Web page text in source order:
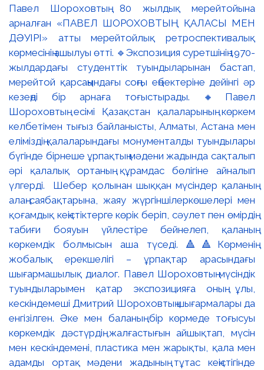
Павел Шороховтың 80 жылдық мерейтойына
арналған «ПАВЕЛ ШОРОХОВТЫҢ ҚАЛАСЫ МЕН
ДӘУІРІ» атты мерейтойлық ретроспективалық
көрмесінің ашылуы өтті. 🔹Экспозиция суретшінің 1970-
жылдардағы студенттік туындыларынан бастап,
мерейтой қарсаңындағы соңғы еңбектеріне дейінгі әр
кезеңді бір арнаға тоғыстырады. 🔸Павел
Шороховтың есімі Қазақстан қалаларының көркем
келбетімен тығыз байланысты, Алматы, Астана мен
еліміздің қалаларындағы монументалды туындылары
бүгінде бірнеше ұрпақтың мәдени жадында сақталып
әрі қалалық ортаның құрамдас бөлігіне айналып
үлгерді. Шебер қолынан шыққан мүсіндер қаланың
алаң-саябақтарына, жаяу жүргіншілеркөшелері мен
қоғамдық кеңістіктерге көрік беріп, сәулет пен өмірдің
табиғи бояуын үйлестіре бейнелеп, қаланың
көркемдік болмысын аша түседі. 🔺🔺Көрменің
жобалық ерекшелігі – ұрпақтар арасындағы
шығармашылық диалог. Павел Шороховтың мүсіндік
туындыларымен қатар экспозицияға оның ұлы,
кескіндемеші Дмитрий Шороховтың шығармалары да
енгізілген. Әке мен баланың бір көрмеде тоғысуы
көркемдік дәстүрдің жалғастығын айшықтап, мүсін
мен кескіндемені, пластика мен жарықты, қала мен
адамды ортақ мәдени жадының тұтас кеңістігінде